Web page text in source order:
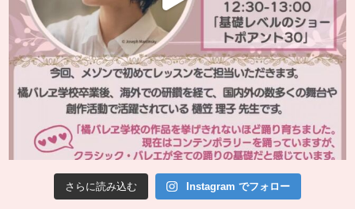
さらに読み込む Instagram でフォロー